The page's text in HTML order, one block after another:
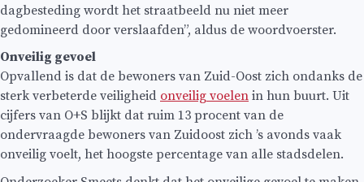
dagbesteding wordt het straatbeeld nu niet meer
gedomineerd door verslaafden”, aldus de woordvoerster.
Onveilig gevoel
Opvallend is dat de bewoners van Zuid-Oost zich ondanks de
sterk verbeterde veiligheid onveilig voelen in hun buurt. Uit
cijfers van O+S blijkt dat ruim 13 procent van de
ondervraagde bewoners van Zuidoost zich ’s avonds vaak
onveilig voelt, het hoogste percentage van alle stadsdelen.